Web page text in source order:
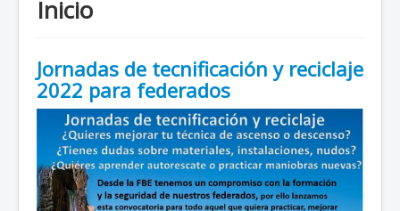
Inicio
Jornadas de tecnificación y reciclaje
2022 para federados